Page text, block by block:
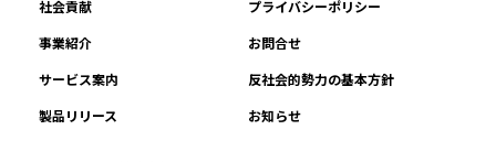
社会貢献
プライバシーポリシー
事業紹介
お問合せ
サービス案内
反社会的勢力の基本方針
製品リリース
お知らせ